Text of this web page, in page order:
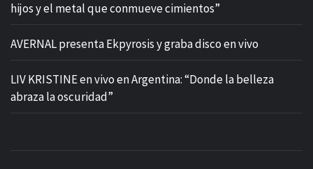
hijos y el metal que conmueve cimientos”
AVERNAL presenta Ekpyrosis y graba disco en vivo
LIV KRISTINE en vivo en Argentina: “Donde la belleza
abraza la oscuridad”